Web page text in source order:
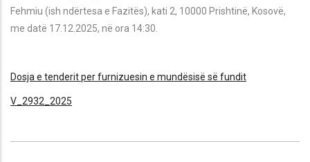
Fehmiu (ish ndërtesa e Fazitës), kati 2, 10000 Prishtinë, Kosovë,
me datë 17.12.2025, në ora 14:30.
Dosja e tenderit per furnizuesin e mundësisë së fundit
V_2932_2025